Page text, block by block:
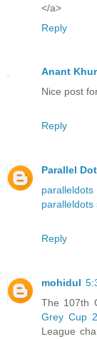
</a>
Reply
Anant
Nice post
Reply
Parallel
paralleldots
paralleldots
Reply
mohidul
The 107th
Grey Cup
League